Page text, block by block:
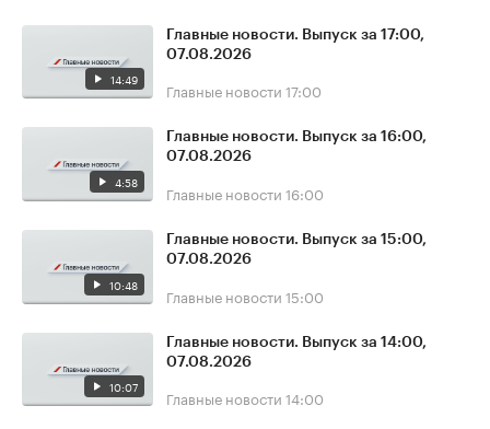
14:49
Главные новости. Выпуск за 17:00,
07.08.2026
Главные новости 17:00
4:58
Главные новости. Выпуск за 16:00,
07.08.2026
Главные новости 16:00
10:48
Главные новости. Выпуск за 15:00,
07.08.2026
Главные новости 15:00
10:07
Главные новости. Выпуск за 14:00,
07.08.2026
Главные новости 14:00